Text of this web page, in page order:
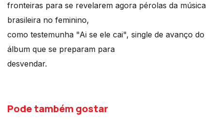
fronteiras para se revelarem agora pérolas da música
brasileira no feminino,
como testemunha "Ai se ele cai", single de avanço do
álbum que se preparam para
desvendar.
Pode também gostar